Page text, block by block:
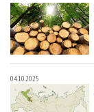
04.10.2025